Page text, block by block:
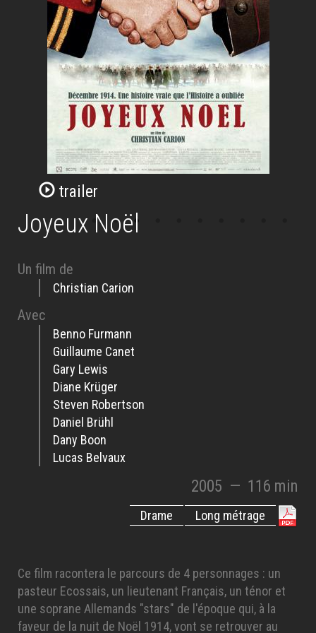
trailer
Joyeux Noël
Un film de
Christian Carion
Avec
Benno Furmann
Guillaume Canet
Gary Lewis
Diane Krüger
Steven Robertson
Daniel Brühl
Dany Boon
Lucas Belvaux
2005 — 116 min
Long métrage
Drame
Ce film racontera le parcours de 4 personnages : un
pasteur Ecossais, un lieutenant Français, un ténor et
une soprane Allemands "stars" de l'époque qui, à la
faveur de la nuit de Noël 1914, vont se retrouver au